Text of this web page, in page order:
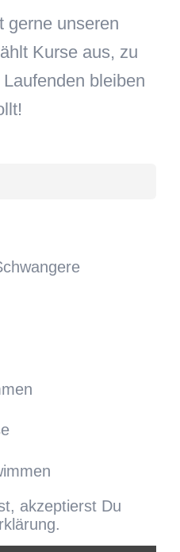
gerne unseren
Kurse aus, zu
bleiben
akzeptierst Du